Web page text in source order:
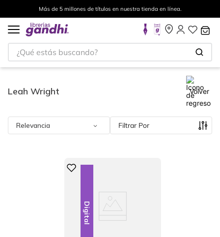
Más de 5 millones de títulos en nuestra tienda en línea.
¿Qué estás buscando?
Leah Wright Volver
Relevancia Filtrar
Digital